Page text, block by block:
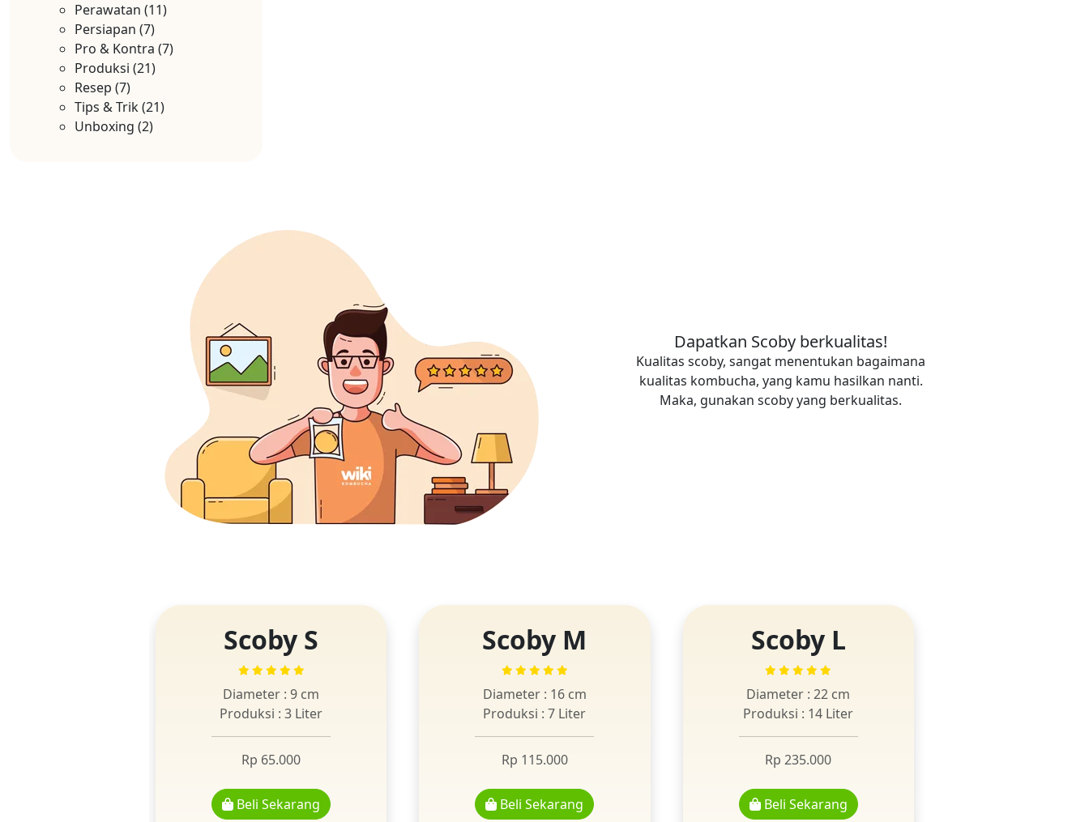
Perawatan (11)
Persiapan (7)
Pro & Kontra (7)
Produksi (21)
Resep (7)
Tips & Trik(21)
Unboxing (2)
Dapatkan Scoby berkualitas!
Kualitas scoby, sangat menentukan bagaimana
kualitas kombucha, yang kamu hasilkan nanti.
Maka, gunakan scoby yang berkualitas.
Scoby S
Diameter : 9 cm
Produksi : 3 Liter
Rp 65.000
Beli Sekarang
Scoby M
Diameter : 16 cm
Produksi : 7 Liter
Rp 115.000
Beli Sekarang
Scoby L
Diameter : 22 cm
Produksi : 14 Liter
Rp 235.000
Beli Sekarang